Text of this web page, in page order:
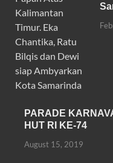
PARADE
HUT RI KE-74
August 15, 2019